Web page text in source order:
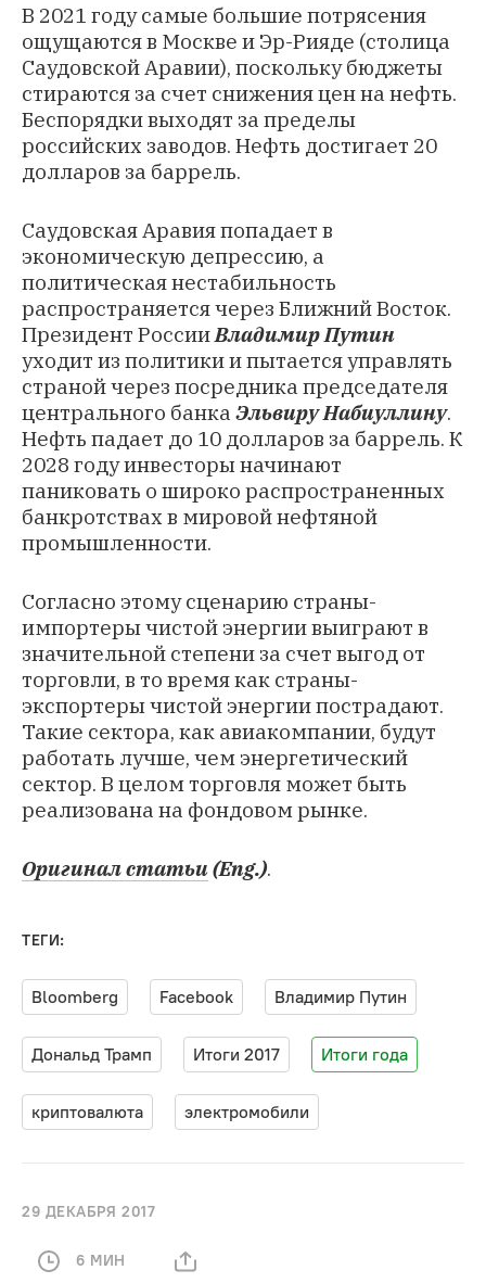
В 2021 году самые большие потрясения
ощущаются в Москве и Эр-Рияде (столица
Саудовской Аравии), поскольку бюджеты
стираются за счет снижения цен на нефть.
Беспорядки выходят за пределы
российских заводов. Нефть достигает 20
долларов за баррель.
Саудовская Аравия попадает в
экономическую депрессию, а
политическая нестабильность
распространяется через Ближний Восток.
Президент РоссииВладимир Путин
уходит из политики и пытается управлять
страной через посредника председателя
центрального банкаЭльвиру Набиуллину.
Нефть падает до 10 долларов за баррель. К
2028 году инвесторы начинают
паниковать о широко распространенных
банкротствах в мировой нефтяной
промышленности.
Согласно этому сценарию страны-
импортеры чистой энергии выиграют в
значительной степени за счет выгод от
торговли, в то время как страны-
экспортеры чистой энергии пострадают.
Такие сектора, как авиакомпании, будут
работать лучше, чем энергетический
сектор. В целом торговля может быть
реализована на фондовом рынке.
Оригинал статьи(Eng.).
ТЕГИ:
Bloomberg Facebook Владимир Путин
Дональд Трамп Итоги 2017 Итоги года
криптовалюта электромобили
29 ДЕКАБРЯ 2017
6 МИН